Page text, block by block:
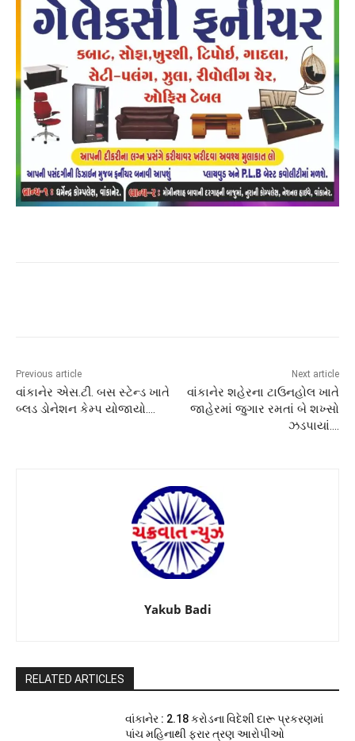
Previous article
વાંકાનેર એસ.ટી. બસ સ્ટેન્ડ ખાતે
બ્લડ ડોનેશન કેમ્પ યોજાયો….
Next article
વાંકાનેર શહેરના ટાઉનહોલ ખાતે
જાહેરમાં જુગાર રમતાં બે શખ્સો
ઝડપાયાં….
Yakub Badi
RELATED ARTICLES
વાંકાનેર : 2.18 કરોડના વિદેશી દારૂ પ્રકરણમાં
પાંચ મહિનાથી ફરાર ત્રણ આરોપીઓ